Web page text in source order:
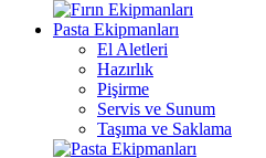
Pasta Ekipmanları
El Aletleri
Hazırlık
Pişirme
Servis ve Sunum
Taşıma ve Saklama